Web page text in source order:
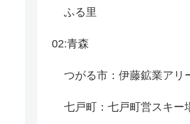
ふる里
02:青森
つがる市：伊藤鉱業アリ
七戸町：七戸町営スキー